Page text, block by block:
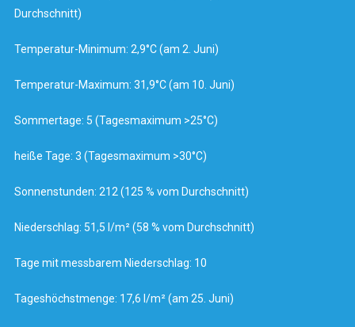
Durchschnitt)
Temperatur-Minimum: 2,9°C (am 2. Juni)
Temperatur-Maximum: 31,9°C (am 10. Juni)
Sommertage: 5 (Tagesmaximum >25°C)
heiße Tage: 3 (Tagesmaximum >30°C)
Sonnenstunden: 212 (125 % vom Durchschnitt)
Niederschlag: 51,5 l/m² (58 % vom Durchschnitt)
Tage mit messbarem Niederschlag: 10
Tageshöchstmenge: 17,6 l/m² (am 25. Juni)